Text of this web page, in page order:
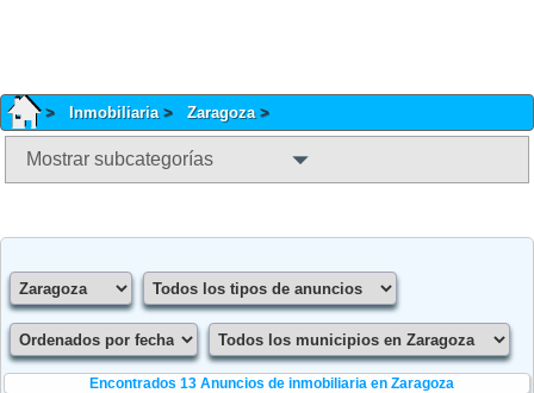
Inmobiliaria Zaragoza
Mostrar subcategorías
Encontrados 13Anuncios de inmobiliaria en Zaragoza